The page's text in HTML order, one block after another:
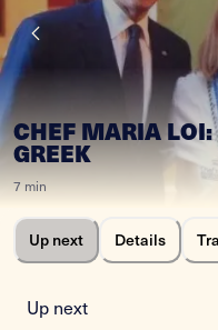
CHEF MARIA
GREEK
7 min
Up next Details
Up next